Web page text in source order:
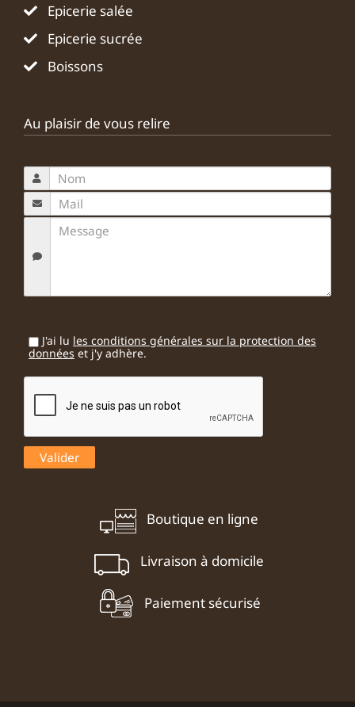
Epicerie salée
Epicerie sucrée
Boissons
Au plaisir de vous relire
J'ai lu les conditions générales sur la protection des
données et j'y adhère.
Boutique en ligne
Livraison à domicile
Paiement sécurisé